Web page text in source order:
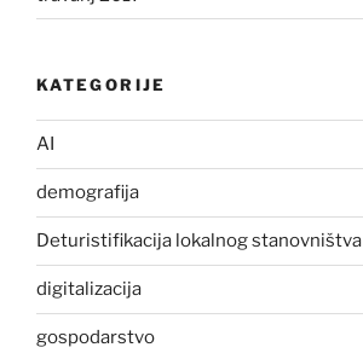
KATEGORIJE
AI
demografija
Deturistifikacija lokalnog stanovništva
digitalizacija
gospodarstvo